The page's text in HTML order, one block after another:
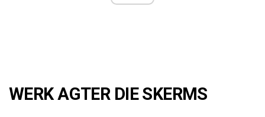
WERK AGTER DIE SKERMS